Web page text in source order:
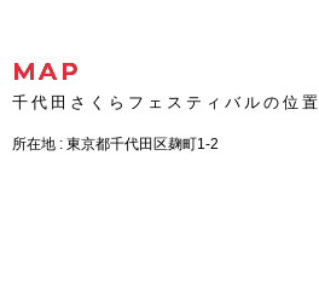
MAP
千代田さくらフェスティバルの位置
所在地 : 東京都千代田区麹町1-2